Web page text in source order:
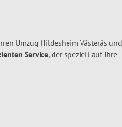
Umzug Hildesheim Västerås und
Service, der speziell auf Ihre